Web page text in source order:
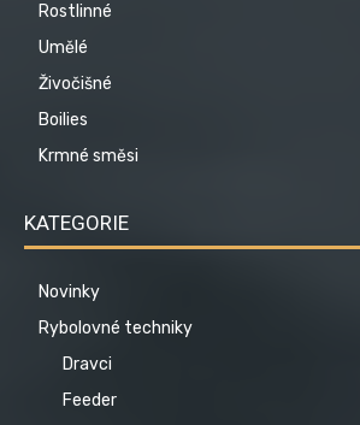
Rostlinné
Umělé
Živočišné
Boilies
Krmné směsi
KATEGORIE
Novinky
Rybolovné techniky
Dravci
Feeder